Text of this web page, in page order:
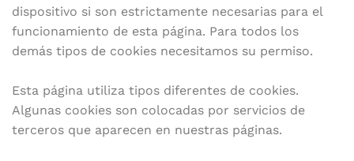
dispositivo si son estrictamente necesarias para el
funcionamiento de esta página. Para todos los
demás tipos de cookies necesitamos su permiso.
Esta página utiliza tipos diferentes de cookies.
Algunas cookies son colocadas por servicios de
terceros que aparecen en nuestras páginas.